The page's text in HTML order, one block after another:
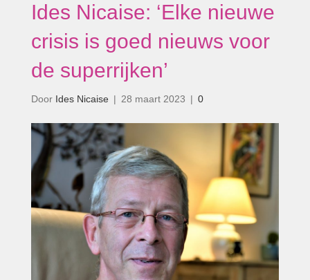
Ides Nicaise: ‘Elke nieuwe
crisis is goed nieuws voor
de superrijken’
Door Ides Nicaise | 28 maart 2023 | 0